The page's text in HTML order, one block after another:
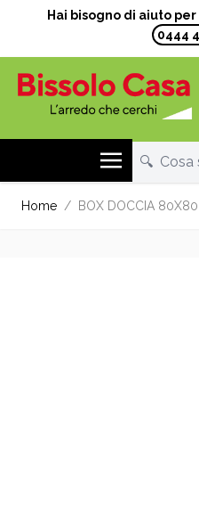
Hai bisogno di aiuto
0444
Home / BOX DOCCIA